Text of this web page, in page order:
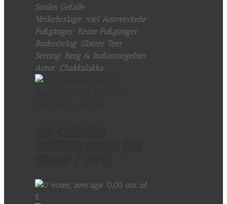
Steiles Gefälle
Verkehrslage: viel Autoverkehr
Fußgänger: Keine Fußgänger
Bodenbelag: Glatter Teer
Setting: Berg & Industriegebiet
Autor: Chakkalakka